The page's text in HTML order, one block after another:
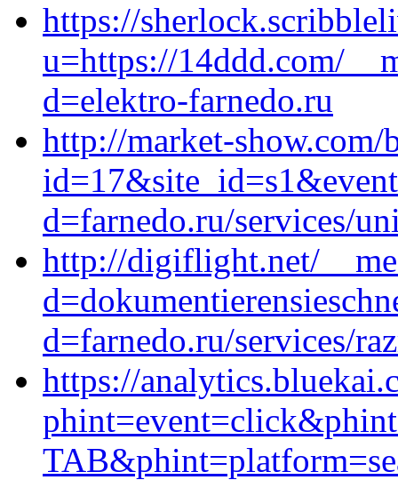
https://
u=https://14ddd.com/
d=elektro-farnedo.ru
http://market-
d=farnedo.ru/services/
http://digiflight.net/
d=farnedo.ru/services/
https://